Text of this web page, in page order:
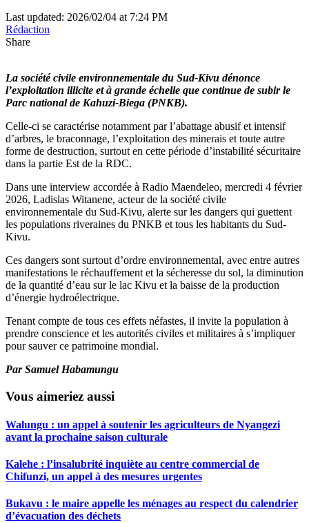
Last updated: 2026/02/04 at 7:24 PM
Rédaction
Share
La société civile environnementale du Sud-Kivu dénonce
l’exploitation illicite et à grande échelle que continue de subir le
Parc national de Kahuzi-Biega (PNKB).
Celle-ci se caractérise notamment par l’abattage abusif et intensif
d’arbres, le braconnage, l’exploitation des minerais et toute autre
forme de destruction, surtout en cette période d’instabilité sécuritaire
dans la partie Est de la RDC.
Dans une interview accordée à Radio Maendeleo, mercredi 4 février
2026, Ladislas Witanene, acteur de la société civile
environnementale du Sud-Kivu, alerte sur les dangers qui guettent
les populations riveraines du PNKB et tous les habitants du Sud-
Kivu.
Ces dangers sont surtout d’ordre environnemental, avec entre autres
manifestations le réchauffement et la sécheresse du sol, la diminution
de la quantité d’eau sur le lac Kivu et la baisse de la production
d’énergie hydroélectrique.
Tenant compte de tous ces effets néfastes, il invite la population à
prendre conscience et les autorités civiles et militaires à s’impliquer
pour sauver ce patrimoine mondial.
Par Samuel Habamungu
Vous aimeriez aussi
Walungu : un appel à soutenir les agriculteurs de Nyangezi
avant la prochaine saison culturale
Kalehe : l’insalubrité inquiète au centre commercial de
Chifunzi, un appel à des mesures urgentes
Bukavu : le maire appelle les ménages au respect du calendrier
d’évacuation des déchets